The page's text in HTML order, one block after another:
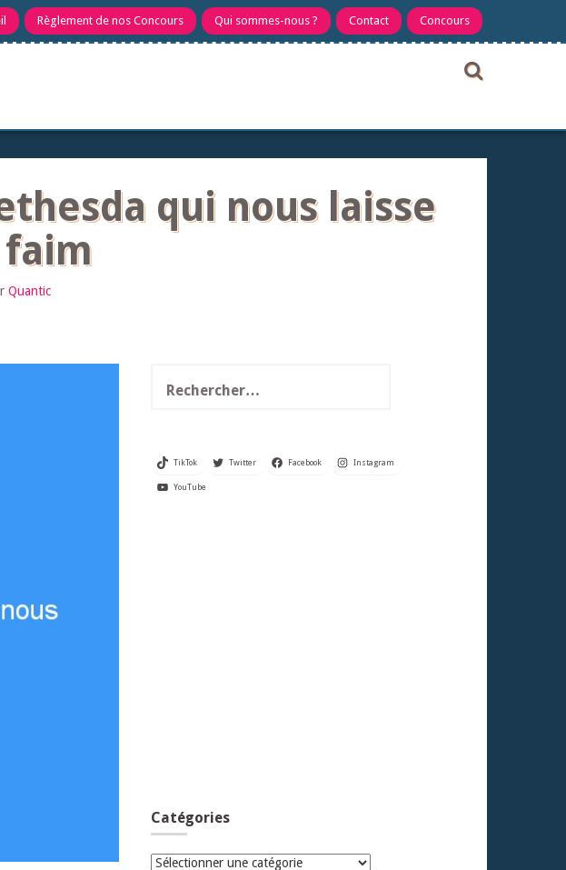
Règlement de nos Concours Qui sommes-nous ? Contact Concours
qui nous laisse
Quantic
TikTok Twitter Facebook Instagram
YouTube
Catégories
Catégories